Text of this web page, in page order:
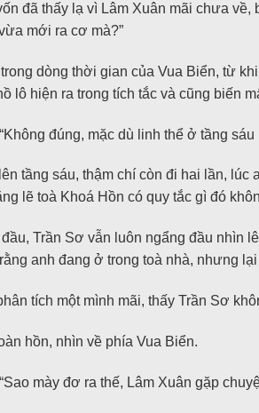
đã thấy lạ vì Lâm Xuân mãi chưa về,
mới ra cơ mà?”
dòng thời gian của Vua Biển, từ
lô hiện ra trong tích tắc và cũng biến
đúng, mặc dù linh thể ở tầng
tầng sáu, thậm chí còn đi hai lần,
lẽ toà Khoá Hồn có quy tắc gì đó
Trần Sơ vẫn luôn ngẩng đầu nhìn
anh đang ở trong toà nhà, nhưng
tích một mình mãi, thấy Trần Sơ
hồn, nhìn về phía Vua Biển.
mày đơ ra thế, Lâm Xuân gặp